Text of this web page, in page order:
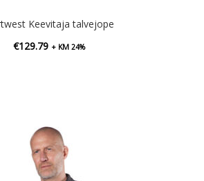
Keevitaja talvejope
€129.79 + KM 24%